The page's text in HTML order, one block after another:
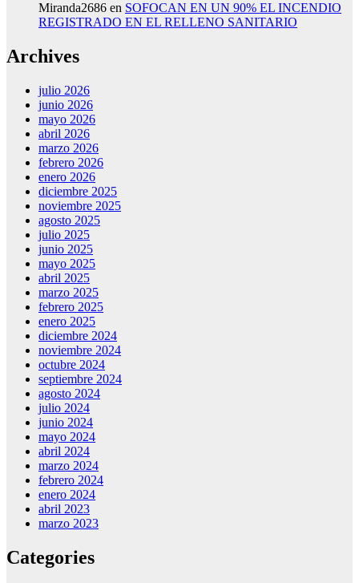
Miranda2686 en SOFOCAN EN UN 90% EL INCENDIO
REGISTRADO EN EL RELLENO SANITARIO
Archives
julio 2026
junio 2026
mayo 2026
abril 2026
marzo 2026
febrero 2026
enero 2026
diciembre 2025
noviembre 2025
agosto 2025
julio 2025
junio 2025
mayo 2025
abril 2025
marzo 2025
febrero 2025
enero 2025
diciembre 2024
noviembre 2024
octubre 2024
septiembre 2024
agosto 2024
julio 2024
junio 2024
mayo 2024
abril 2024
marzo 2024
febrero 2024
enero 2024
abril 2023
marzo 2023
Categories